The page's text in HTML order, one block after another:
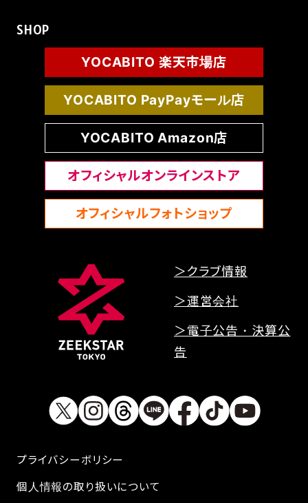
SHOP
YOCABITO 楽天市場店
YOCABITO PayPayモール店
YOCABITO Amazon店
オフィシャルオンラインストア
オフィシャルフォトショップ
＞クラブ情報
＞運営会社
＞電子公告・決算公
告
プライバシーボリシー
個人情報の取り扱いについて